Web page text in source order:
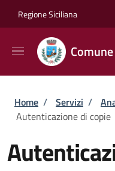
Regione Siciliana
Briciole di
Home / Servizi /
Autenticazione di copie